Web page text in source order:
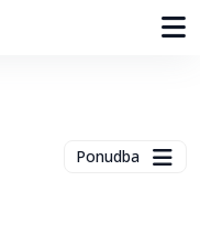
Ponudba